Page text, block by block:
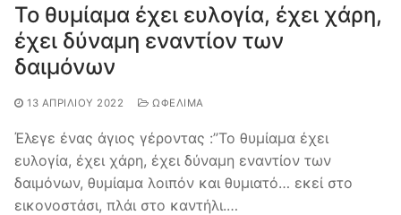
Το θυμίαμα έχει ευλογία, έχει χάρη,
έχει δύναμη εναντίον των
δαιμόνων
13 ΑΠΡΙΛΊΟΥ 2022 ΩΦΈΛΙΜΑ
Έλεγε ένας άγιος γέροντας :”Το θυμίαμα έχει
ευλογία, έχει χάρη, έχει δύναμη εναντίον των
δαιμόνων, θυμίαμα λοιπόν και θυμιατό… εκεί στο
εικονοστάσι, πλάι στο καντήλι.…